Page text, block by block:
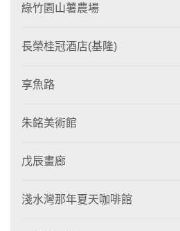
綠竹園山薯農場
長榮桂冠酒店(基隆)
享魚路
朱銘美術館
戊辰畫廊
淺水灣那年夏天咖啡館